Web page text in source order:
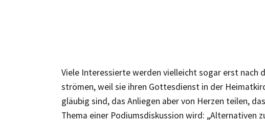
Viele Interessierte werden vielleicht sogar erst nach
strömen, weil sie ihren Gottesdienst in der
gläubig sind, das Anliegen aber von Herzen teilen,
Thema einer Podiumsdiskussion wird: „Alternativen